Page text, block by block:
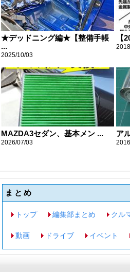
★デッドニング編★【整備手帳
...
2025/10/03
【
MAZDA3セダン、基本メン ...
2026/07/03
ア
まとめ
トップ 編集部まとめ クル
動画 ドライブ イベント